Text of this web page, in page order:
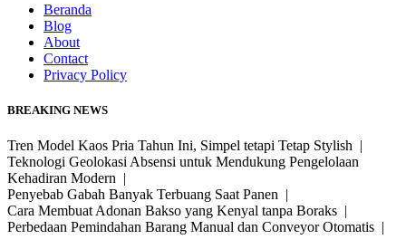
Beranda
Blog
About
Contact
Privacy Policy
BREAKING NEWS
Tren Model Kaos Pria Tahun Ini, Simpel tetapi Tetap Stylish |
Teknologi Geolokasi Absensi untuk Mendukung Pengelolaan
Kehadiran Modern |
Penyebab Gabah Banyak Terbuang Saat Panen |
Cara Membuat Adonan Bakso yang Kenyal tanpa Boraks |
Perbedaan Pemindahan Barang Manual dan Conveyor Otomatis |